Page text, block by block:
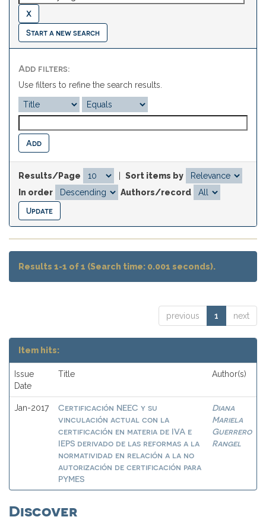
Start a new search
Add filters:
Use filters to refine the search results.
Results/Page
Sort items by
In order
Authors/record
Results 1-1 of 1 (Search time: 0.001 seconds).
previous 1 next
Item hits:
Issue
Date
Title Author(s)
Jan-2017
Certificación NEEC y su
vinculación actual con la
certificación en materia de IVA e
IEPS derivado de las reformas a la
normatividad en relación a la no
autorización de certificación para
PYMES
Diana
Mariela
Guerrero
Rangel
Discover